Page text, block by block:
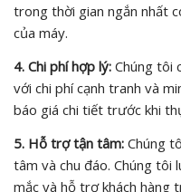
trong thời gian ngắn nhất
của máy.
4. Chi phí hợp lý: Chúng tôi
với chi phí cạnh tranh và
báo giá chi tiết trước khi
5. Hỗ trợ tận tâm: Chúng
tâm và chu đáo. Chúng tôi
mắc và hỗ trợ khách hàng